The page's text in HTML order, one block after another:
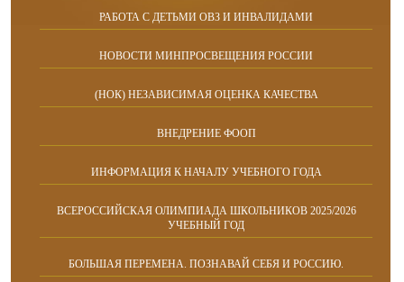
РАБОТА С ДЕТЬМИ ОВЗ И ИНВАЛИДАМИ
НОВОСТИ МИНПРОСВЕЩЕНИЯ РОССИИ
(НОК) НЕЗАВИСИМАЯ ОЦЕНКА КАЧЕСТВА
ВНЕДРЕНИЕ ФООП
ИНФОРМАЦИЯ К НАЧАЛУ УЧЕБНОГО ГОДА
ВСЕРОССИЙСКАЯ ОЛИМПИАДА ШКОЛЬНИКОВ 2025/2026
УЧЕБНЫЙ ГОД
БОЛЬШАЯ ПЕРЕМЕНА. ПОЗНАВАЙ СЕБЯ И РОССИЮ.